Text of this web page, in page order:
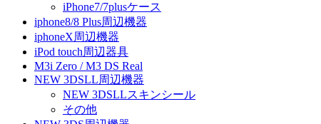
iPhone7/7plusケース
iphone8/8 Plus周辺機器
iphoneX周辺機器
iPod touch周辺器具
M3i Zero / M3 DS Real
NEW 3DSLL周辺機器
NEW 3DSLLスキンシール
その他